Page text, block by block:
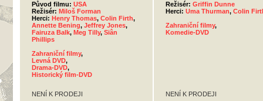
Původ filmu: USA
Režisér: Miloš Forman
Herci: Henry Thomas, Colin Firth,
Annette Bening, Jeffrey Jones,
Fairuza Balk, Meg Tilly, Siân
Phillips
Zahraniční filmy,
Levná DVD,
Drama-DVD,
Historický film-DVD
NENÍ K PRODEJI
Režisér: Griffin Dunne
Herci: Uma Thurman, Colin
Zahraniční filmy,
Komedie-DVD
NENÍ K PRODEJI